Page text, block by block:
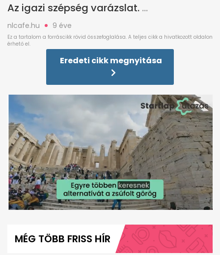
Az igazi szépség varázslat.
nlcafe.hu 9 éve
Eredeti cikk megnyitása
minute,
MÉG TÖBB FRISS HÍR